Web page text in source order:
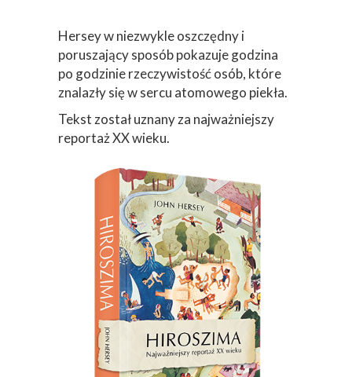
Hersey w niezwykle oszczędny i
poruszający sposób pokazuje godzina
po godzinie rzeczywistość osób, które
znalazły się w sercu atomowego piekła.
Tekst został uznany za najważniejszy
reportaż XX wieku.